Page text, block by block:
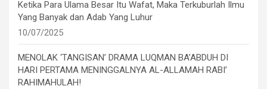
Ketika Para Ulama Besar Itu Wafat, Maka Terkuburlah Ilmu
Yang Banyak dan Adab Yang Luhur
10/07/2025
MENOLAK ‘TANGISAN’ DRAMA LUQMAN BA’ABDUH DI
HARI PERTAMA MENINGGALNYA AL-ALLAMAH RABI’
RAHIMAHULAH!